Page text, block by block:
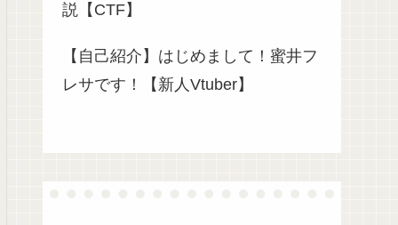
説【CTF】
【自己紹介】はじめまして！蜜井フ
レサです！【新人Vtuber】